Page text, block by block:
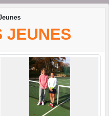
JEUNES